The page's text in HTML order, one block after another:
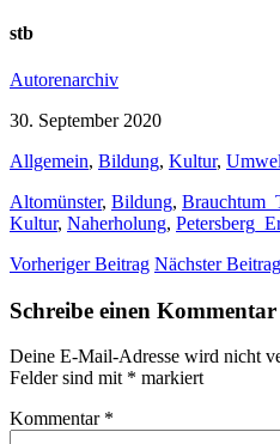
stb
Autorenarchiv
30. September 2020
Allgemein, Bildung, Kultur,
Altomünster, Bildung,
Kultur, Naherholung,
Vorheriger Beitrag Nächster Beitrag
Schreibe einen Kommentar
Deine E-Mail-Adresse wird nicht
Felder sind mit * markiert
Kommentar *